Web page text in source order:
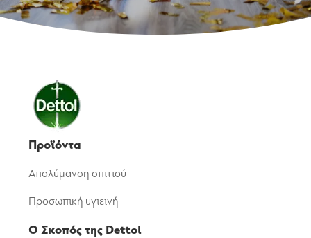
Προϊόντα
Απολύμανση σπιτιού
Προσωπική υγιεινή
Ο Σκοπός της Dettol